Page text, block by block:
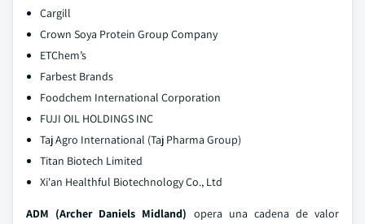
Cargill
Crown Soya Protein Group Company
ETChem’s
Farbest Brands
Foodchem International Corporation
FUJI OIL HOLDINGS INC
Taj Agro International (Taj Pharma Group)
Titan Biotech Limited
Xi'an Healthful Biotechnology Co., Ltd
ADM (Archer Daniels Midland) opera una cadena de valor